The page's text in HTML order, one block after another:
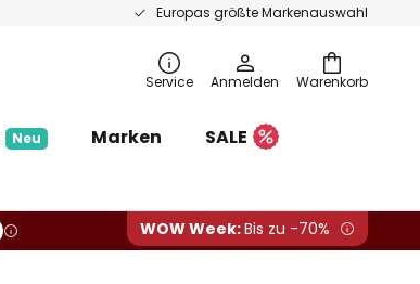
Europas größte Markenauswahl
Warenkorb
Service Anmelden
Neu Marken
SALE
WOW Week:Bis zu -70%